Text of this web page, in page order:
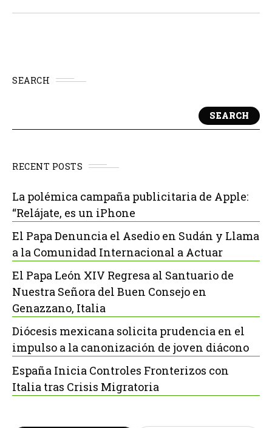
SEARCH
SEARCH
RECENT POSTS
La polémica campaña publicitaria de Apple:
“Relájate, es un iPhone
El Papa Denuncia el Asedio en Sudán y Llama
a la Comunidad Internacional a Actuar
El Papa León XIV Regresa al Santuario de
Nuestra Señora del Buen Consejo en
Genazzano, Italia
Diócesis mexicana solicita prudencia en el
impulso a la canonización de joven diácono
España Inicia Controles Fronterizos con
Italia tras Crisis Migratoria